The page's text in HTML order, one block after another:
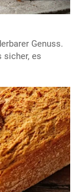
Genuss.
sicher, es